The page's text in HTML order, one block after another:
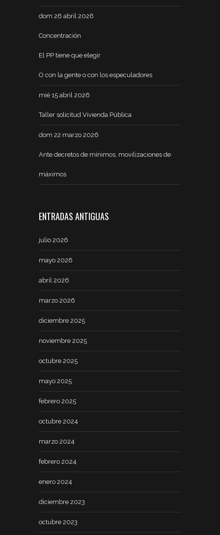
dom 26 abril 2026
Concentración
El PP tiene que elegir
O con la gente o con los especuladores
mié 15 abril 2026
Taller solicitud Vivienda Pública
dom 22 marzo 2026
Ante decretos de mínimos, movilizaciones de
máximos
ENTRADAS ANTIGUAS
julio 2026
mayo 2026
abril 2026
marzo 2026
diciembre 2025
noviembre 2025
octubre 2025
mayo 2025
febrero 2025
octubre 2024
marzo 2024
febrero 2024
enero 2024
diciembre 2023
octubre 2023